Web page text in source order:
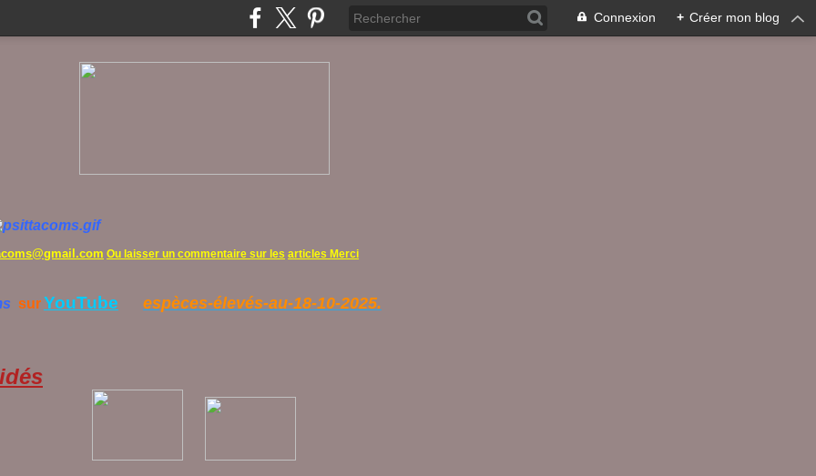
Connexion + Créer mon blog
Ou laisser un commentaire sur les articles Merci
surYouTube espèces-élevés-au-18-10-2025.